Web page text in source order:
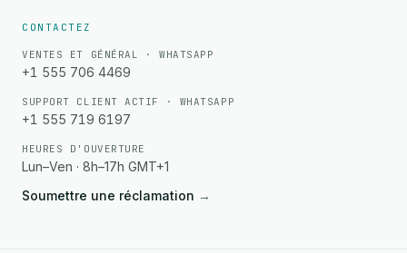
CONTACTEZ
VENTES ET GÉNÉRAL · WHATSAPP
+1 555 706 4469
SUPPORT CLIENT ACTIF · WHATSAPP
+1 555 719 6197
HEURES D'OUVERTURE
Lun–Ven · 8h–17h GMT+1
Soumettre une réclamation →